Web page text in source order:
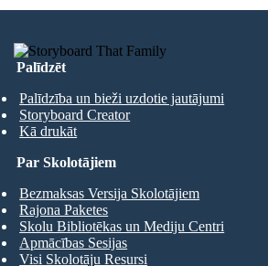
Palīdzēt
Palīdzība un bieži uzdotie jautājumi
Storyboard Creator
Kā drukāt
Par Skolotājiem
Bezmaksas Versija Skolotājiem
Rajona Paketes
Skolu Bibliotēkas un Mediju Centri
Apmācības Sesijas
Visi Skolotāju Resursi